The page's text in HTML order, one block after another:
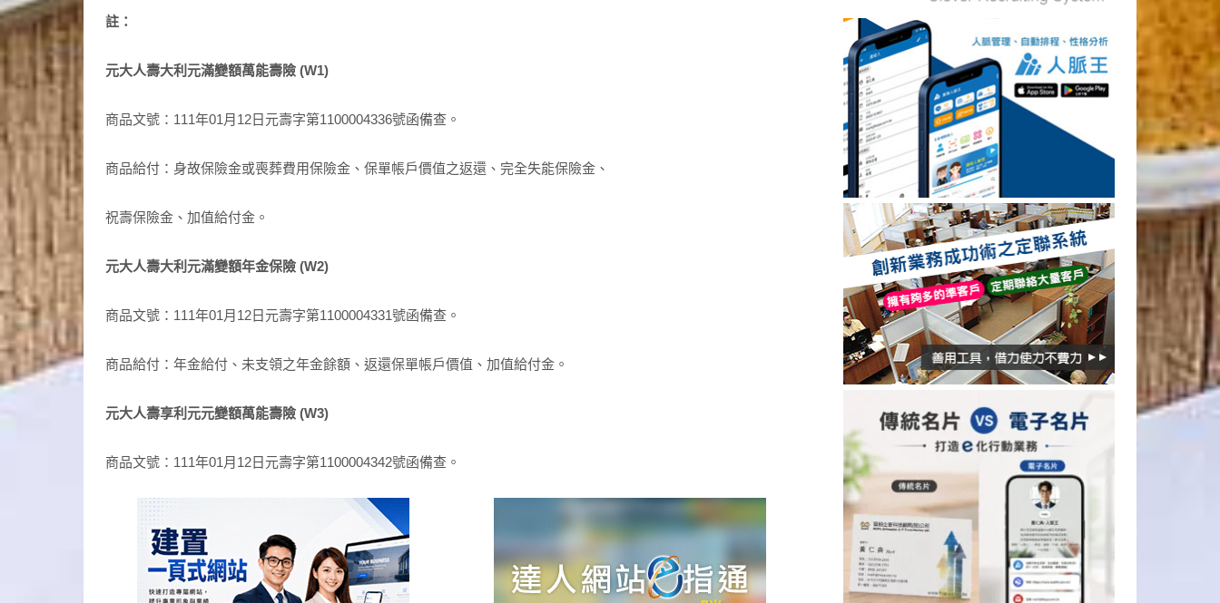
註：
元大人壽大利元滿變額萬能壽險 (W1)
商品文號：111年01月12日元壽字第1100004336號函備查。
商品給付：身故保險金或喪葬費用保險金、保單帳戶價值之返還、完全失能保險金、
祝壽保險金、加值給付金。
元大人壽大利元滿變額年金保險 (W2)
商品文號：111年01月12日元壽字第1100004331號函備查。
商品給付：年金給付、未支領之年金餘額、返還保單帳戶價值、加值給付金。
元大人壽享利元元變額萬能壽險 (W3)
商品文號：111年01月12日元壽字第1100004342號函備查。